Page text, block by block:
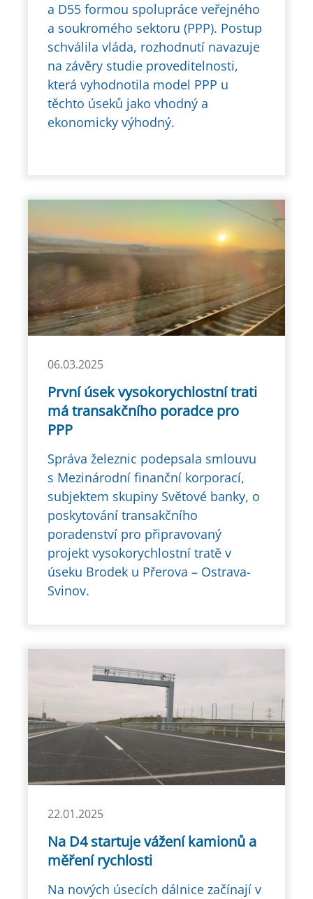
a D55 formou spolupráce veřejného
a soukromého sektoru (PPP). Postup
schválila vláda, rozhodnutí navazuje
na závěry studie proveditelnosti,
která vyhodnotila model PPP u
těchto úseků jako vhodný a
ekonomicky výhodný.
06.03.2025
První úsek vysokorychlostní trati
má transakčního poradce pro
PPP
Správa železnic podepsala smlouvu
s Mezinárodní finanční korporací,
subjektem skupiny Světové banky, o
poskytování transakčního
poradenství pro připravovaný
projekt vysokorychlostní tratě v
úseku Brodek u Přerova – Ostrava-
Svinov.
22.01.2025
Na D4 startuje vážení kamionů a
měření rychlosti
Na nových úsecích dálnice začínají v